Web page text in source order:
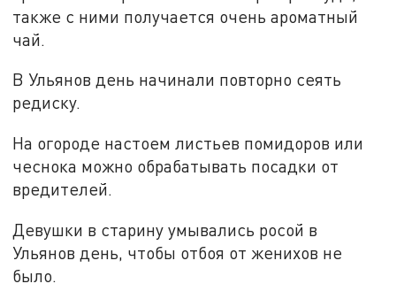
также с ними получается очень ароматный
чай.
В Ульянов день начинали повторно сеять
редиску.
На огороде настоем листьев помидоров или
чеснока можно обрабатывать посадки от
вредителей.
Девушки в старину умывались росой в
Ульянов день, чтобы отбоя от женихов не
было.